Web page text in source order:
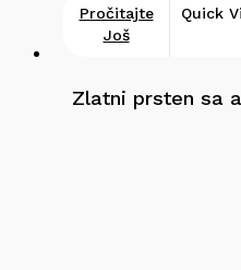
Pročitajte
Još
Quick
Zlatni prsten sa